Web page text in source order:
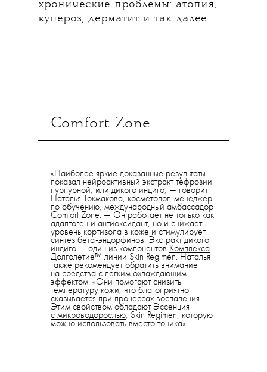
хронические проблемы: атопия,
купероз, дерматит и так далее.
Comfort Zone
«Наиболее яркие доказанные результаты
показал нейроактивный экстракт тефрозии
пурпурной, или дикого индиго, — говорит
Наталья Токмакова, косметолог, менеджер
по обучению, международный амбассадор
Comfort Zone. — Он работает не только как
адаптоген и антиоксидант, но и снижает
уровень кортизола в коже и стимулирует
синтез бета-эндорфинов. Экстракт дикого
индиго — один из компонентов Комплекса
Долголетие™ линии Skin Regimen. Наталья
также рекомендует обратить внимание
на средства с легким охлаждающим
эффектом. «Они помогают снизить
температуру кожи, что благоприятно
сказывается при процессах воспаления.
Этим свойством обладаютЭссенция
с микроводорослью, Skin Regimen, которую
можно использовать вместо тоника».